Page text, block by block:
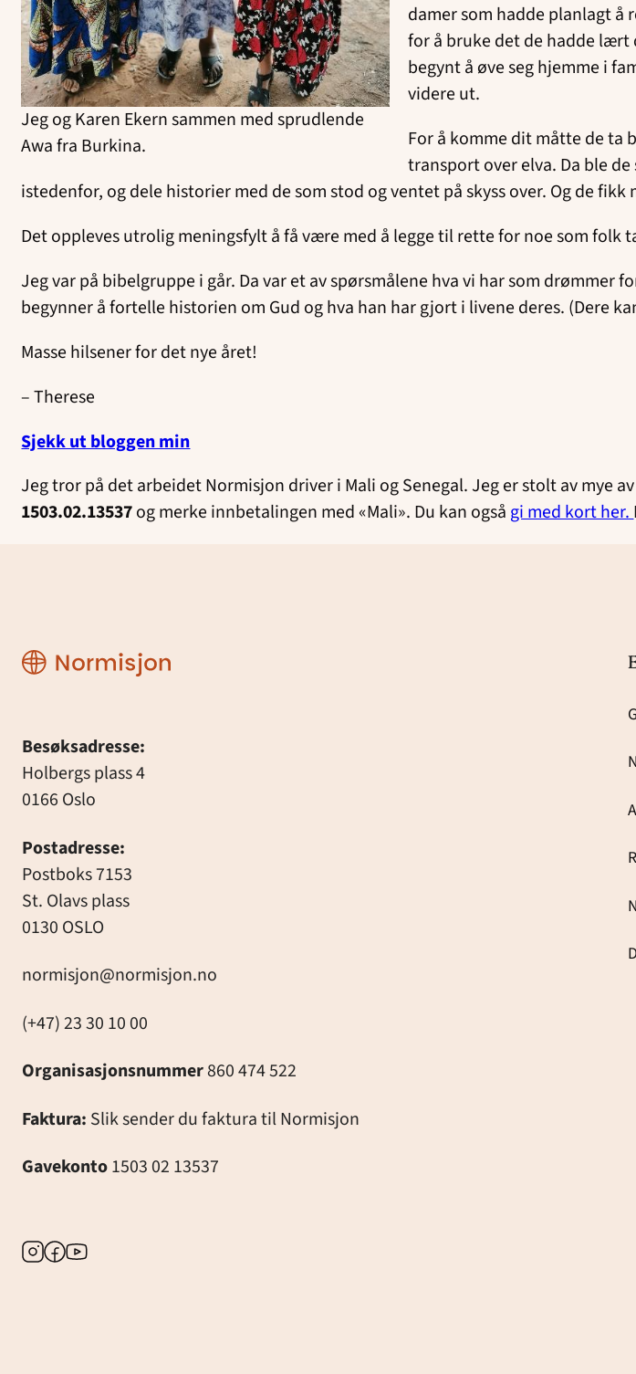
Jeg og Karen Ekern sammen med sprudlende
Awa fra Burkina.
damer som hadde planlagt å
for å bruke det de hadde lært
begynt å øve seg hjemme i
videre ut.
For å komme dit måtte de ta
transport over elva. Da ble
istedenfor, og dele historier med de som stod og ventet på skyss over. Og de fikk
Det oppleves utrolig meningsfylt å få være med å legge til rette for noe som folk
Jeg var på bibelgruppe i går. Da var et av spørsmålene hva vi har som
begynner å fortelle historien om Gud og hva han har gjort i livene deres. (Dere
Masse hilsener for det nye året!
– Therese
Sjekk ut bloggen min
Jeg tror på det arbeidet Normisjon driver i Mali og Senegal. Jeg er stolt av mye
1503.02.13537og merke innbetalingen med «Mali». Du kan også gi med kort her.
Normisjon
Besøksadresse:
Holbergs plass 4
0166 Oslo
Postadresse:
Postboks 7153
St. Olavs plass
0130 OSLO
normisjon@normisjon.no
(+47) 23 30 10 00
Organisasjonsnummer860 474 522
Faktura: Slik sender du faktura til Normisjon
Gavekonto1503 02 13537
Instagram
Facebook
Youtube